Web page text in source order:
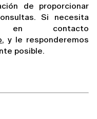
de proporcionar
Si necesita
en contacto
, y le responderemos
posible.